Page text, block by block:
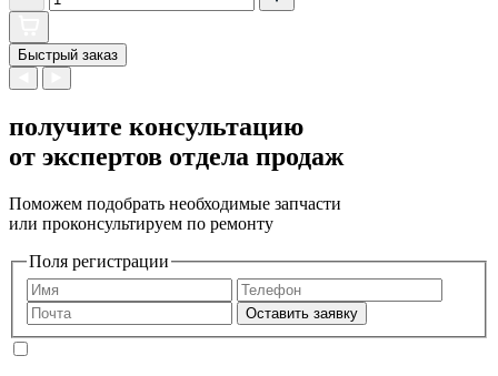
Быстрый заказ
получите консультацию
от экспертов отдела продаж
Поможем подобрать необходимые запчасти
или проконсультируем по ремонту
Поля регистрации
Оставить заявку